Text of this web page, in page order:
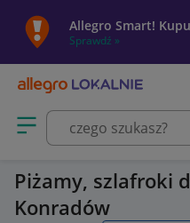
Allegro Smart!
Sprawdź »
Otwórz menu z kategoriami
Piżamy, szlafroki
Konradów